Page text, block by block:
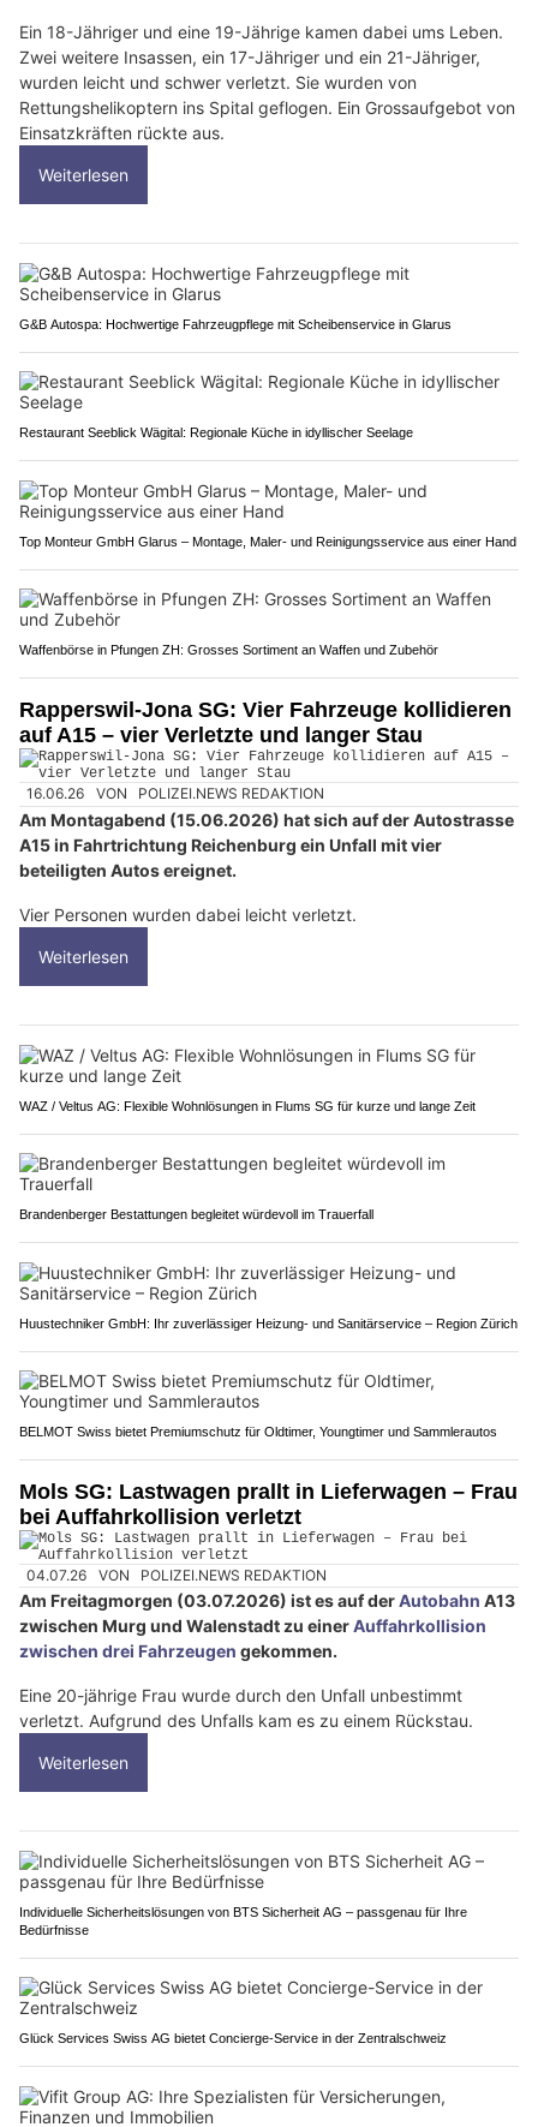
Ein 18-Jähriger und eine 19-Jährige kamen dabei ums Leben.
Zwei weitere Insassen, ein 17-Jähriger und ein 21-Jähriger,
wurden leicht und schwer verletzt. Sie wurden von
Rettungshelikoptern ins Spital geflogen. Ein Grossaufgebot von
Einsatzkräften rückte aus.
Weiterlesen
G&B Autospa: Hochwertige Fahrzeugpflege mit Scheibenservice in Glarus
Restaurant Seeblick Wägital: Regionale Küche in idyllischer Seelage
Top Monteur GmbH Glarus – Montage, Maler- und Reinigungsservice aus einer Hand
Waffenbörse in Pfungen ZH: Grosses Sortiment an Waffen und Zubehör
Rapperswil-Jona SG: Vier Fahrzeuge kollidieren
auf A15 – vier Verletzte und langer Stau
16.06.26 VON POLIZEI.NEWS REDAKTION
Am Montagabend (15.06.2026) hat sich auf der Autostrasse
A15 in Fahrtrichtung Reichenburg ein Unfall mit vier
beteiligten Autos ereignet.
Vier Personen wurden dabei leicht verletzt.
Weiterlesen
WAZ / Veltus AG: Flexible Wohnlösungen in Flums SG für kurze und lange Zeit
Brandenberger Bestattungen begleitet würdevoll im Trauerfall
Huustechniker GmbH: Ihr zuverlässiger Heizung- und Sanitärservice – Region Zürich
BELMOT Swiss bietet Premiumschutz für Oldtimer, Youngtimer und Sammlerautos
Mols SG: Lastwagen prallt in Lieferwagen – Frau
bei Auffahrkollision verletzt
04.07.26 VON POLIZEI.NEWS REDAKTION
Am Freitagmorgen (03.07.2026) ist es auf derAutobahn A13
zwischen Murg und Walenstadt zu einerAuffahrkollision
zwischen drei Fahrzeugen gekommen.
Eine 20-jährige Frau wurde durch den Unfall unbestimmt
verletzt. Aufgrund des Unfalls kam es zu einem Rückstau.
Weiterlesen
Individuelle Sicherheitslösungen von BTS Sicherheit AG – passgenau für Ihre
Bedürfnisse
Glück Services Swiss AG bietet Concierge-Service in der Zentralschweiz